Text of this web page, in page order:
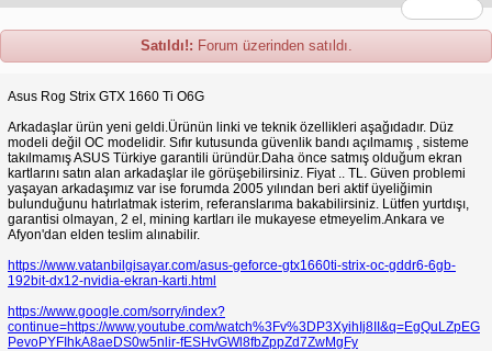
Satıldı!: Forum üzerinden satıldı.
Asus Rog Strix GTX 1660 Ti O6G
Arkadaşlar ürün yeni geldi.Ürünün linki ve teknik özellikleri aşağıdadır. Düz
modeli değil OC modelidir. Sıfır kutusunda güvenlik bandı açılmamış , sisteme
takılmamış ASUS Türkiye garantili üründür.Daha önce satmış olduğum ekran
kartlarını satın alan arkadaşlar ile görüşebilirsiniz. Fiyat .. TL. Güven problemi
yaşayan arkadaşımız var ise forumda 2005 yılından beri aktif üyeliğimin
bulunduğunu hatırlatmak isterim, referanslarıma bakabilirsiniz. Lütfen yurtdışı,
garantisi olmayan, 2 el, mining kartları ile mukayese etmeyelim.Ankara ve
Afyon'dan elden teslim alınabilir.
https://www.vatanbilgisayar.com/asus-geforce-gtx1660ti-strix-oc-gddr6-6gb-
192bit-dx12-nvidia-ekran-karti.html
https://www.google.com/sorry/index?
continue=https://www.youtube.com/watch%3Fv%3DP3XyihIj8II&q=EgQuLZpEG
PevoPYFIhkA8aeDS0w5nlir-fESHvGWl8fbZppZd7ZwMgFy